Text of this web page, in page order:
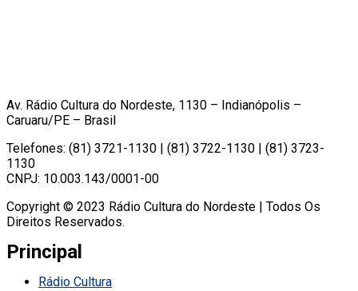
Av. Rádio Cultura do Nordeste, 1130 – Indianópolis –
Caruaru/PE – Brasil
Telefones: (81) 3721-1130 | (81) 3722-1130 | (81) 3723-
1130
CNPJ: 10.003.143/0001-00
Copyright © 2023 Rádio Cultura do Nordeste | Todos Os
Direitos Reservados.
Principal
Rádio Cultura